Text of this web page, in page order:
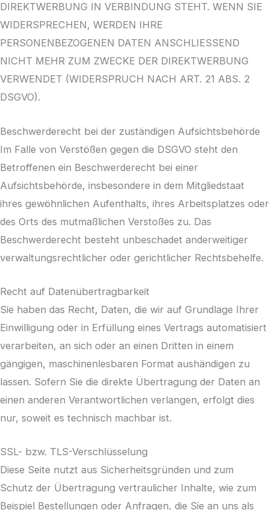
DIREKTWERBUNG IN VERBINDUNG STEHT. WENN SIE
WIDERSPRECHEN, WERDEN IHRE
PERSONENBEZOGENEN DATEN ANSCHLIESSEND
NICHT MEHR ZUM ZWECKE DER DIREKTWERBUNG
VERWENDET (WIDERSPRUCH NACH ART. 21 ABS. 2
DSGVO).
Beschwerde­recht bei der zuständigen Aufsichts­behörde
Im Falle von Verstößen gegen die DSGVO steht den
Betroffenen ein Beschwerderecht bei einer
Aufsichtsbehörde, insbesondere in dem Mitgliedstaat
ihres gewöhnlichen Aufenthalts, ihres Arbeitsplatzes oder
des Orts des mutmaßlichen Verstoßes zu. Das
Beschwerderecht besteht unbeschadet anderweitiger
verwaltungsrechtlicher oder gerichtlicher Rechtsbehelfe.
Recht auf Daten­übertrag­barkeit
Sie haben das Recht, Daten, die wir auf Grundlage Ihrer
Einwilligung oder in Erfüllung eines Vertrags automatisiert
verarbeiten, an sich oder an einen Dritten in einem
gängigen, maschinenlesbaren Format aushändigen zu
lassen. Sofern Sie die direkte Übertragung der Daten an
einen anderen Verantwortlichen verlangen, erfolgt dies
nur, soweit es technisch machbar ist.
SSL- bzw. TLS-Verschlüsselung
Diese Seite nutzt aus Sicherheitsgründen und zum
Schutz der Übertragung vertraulicher Inhalte, wie zum
Beispiel Bestellungen oder Anfragen, die Sie an uns als